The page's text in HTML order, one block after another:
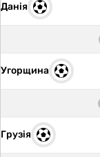
Данія
Угорщина
Грузія